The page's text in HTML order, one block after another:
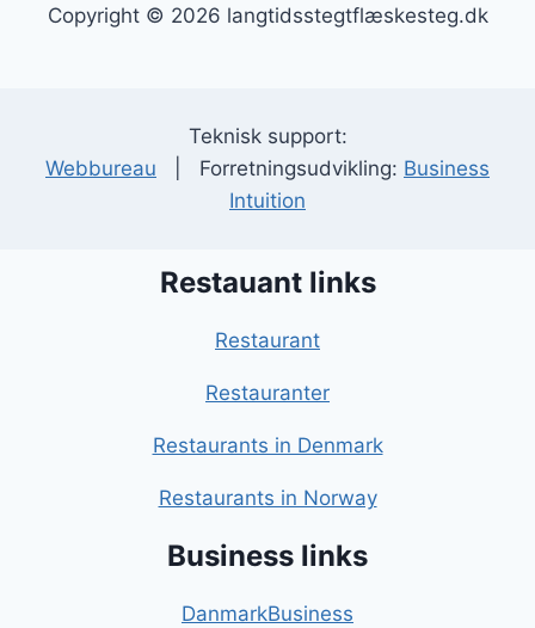
Copyright © 2026 langtidsstegtflæskesteg.dk
Teknisk support:
Webbureau | Forretningsudvikling: Business
Intuition
Restauant links
Restaurant
Restauranter
Restaurants in Denmark
Restaurants in Norway
Business links
DanmarkBusiness